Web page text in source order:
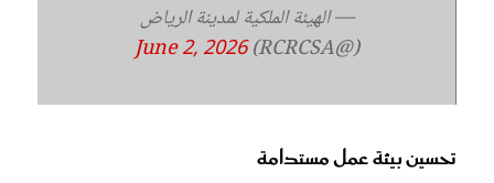
— الهيئة الملكية لمدينة الرياض
(@RCRCSA)
June 2, 2026
تحسين بيئة عمل مستدامة